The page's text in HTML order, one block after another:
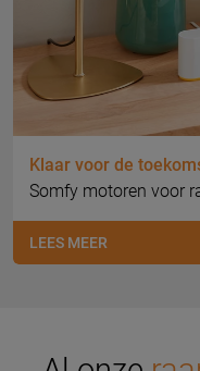
Klaar voor de
Somfy motoren voor
LEES MEER